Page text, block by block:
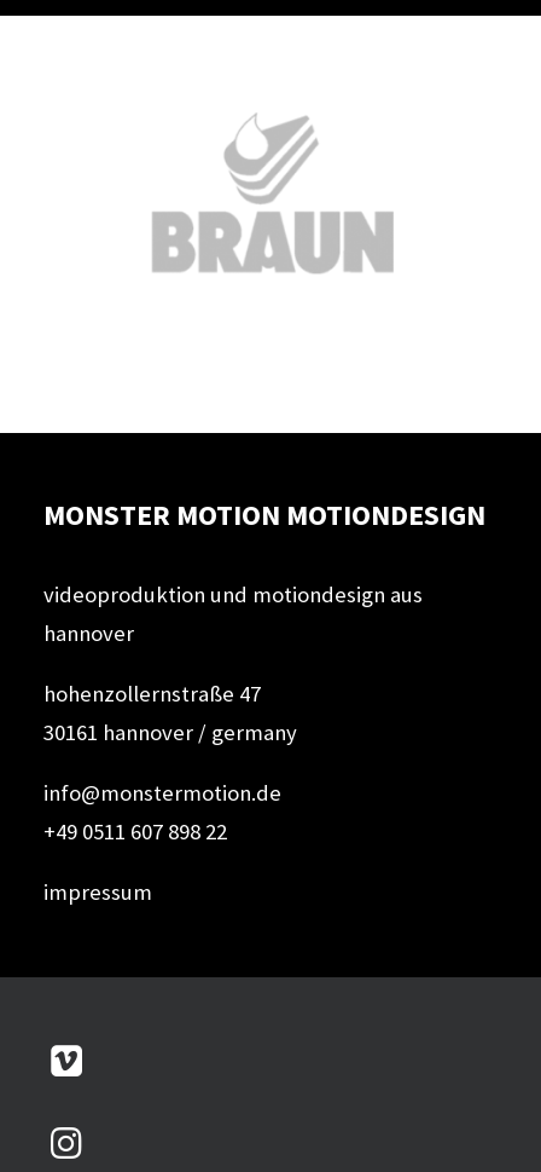
MONSTER MOTION MOTIONDESIGN
videoproduktion und motiondesign aus
hannover
hohenzollernstraße 47
30161 hannover / germany
info@monstermotion.de
+49 0511 607 898 22
impressum